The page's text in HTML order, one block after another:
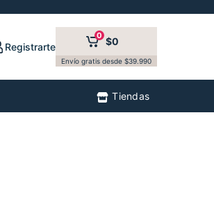
Registrarte
0 $0
Envío gratis desde $39.990
Tiendas